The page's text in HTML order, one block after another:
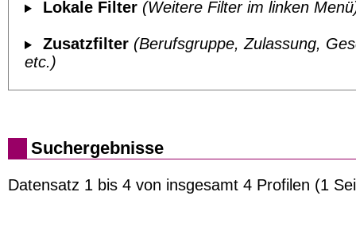
Lokale Filter (Weitere Filter im linken
Zusatzfilter (Berufsgruppe, Zulassung,
etc.)
Suchergebnisse
Datensatz 1 bis 4 von insgesamt 4 Profilen (1